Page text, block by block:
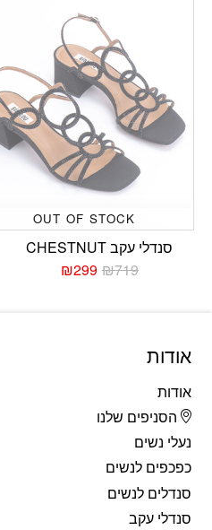
OUT OF STOCK
סנדלי עקב CHESTNUT
₪719
המחיר
₪299המחיר
אודות
אודות
הסניפים שלנו
נעלי נשים
כפכפים לנשים
סנדלים לנשים
סנדלי עקב